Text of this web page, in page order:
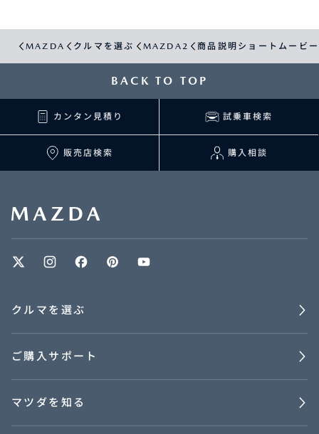
MAZDA クルマを選ぶ MAZDA2 商品説明ショートムービー
BACK TO TOP
カンタン見積り 試乗車検索
販売店検索 購入相談
クルマを選ぶ
ご購入サポート
マツダを知る